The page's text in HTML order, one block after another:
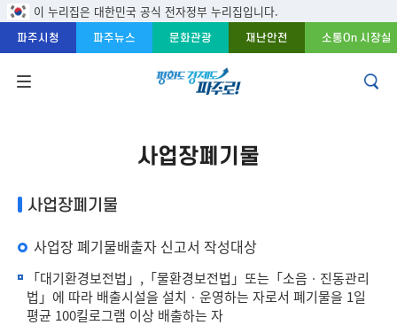
본문 바로가기
주메뉴 바로가기
푸터 바로가기
이 누리집은 대한민국 공식 전자정부 누리집입니다.
파주시청 파주뉴스 문화관광 재난안전 소통On 시장실
사업장폐기물
사업장폐기물
사업장 폐기물배출자 신고서 작성대상
「대기환경보전법」,「물환경보전법」또는「소음ㆍ진동관리
법」에 따라 배출시설을 설치ㆍ운영하는 자로서 폐기물을 1일
평균 100킬로그램 이상 배출하는 자